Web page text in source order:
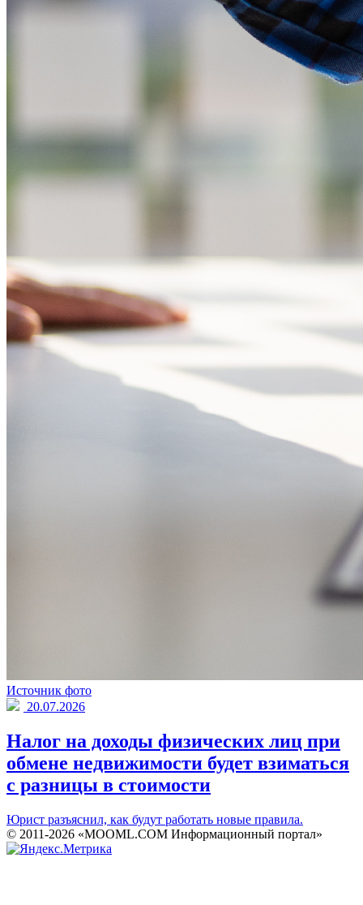
Источник фото
20.07.2026
Налог на доходы физических лиц при
обмене недвижимости будет взиматься
с разницы в стоимости
Юрист разъяснил, как будут работать новые правила.
© 2011-2026 «MOOML.COM Информационный портал»